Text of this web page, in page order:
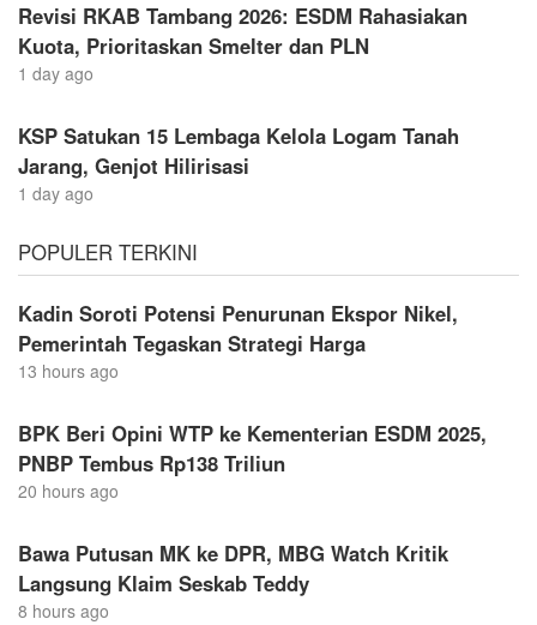
Revisi RKAB Tambang 2026: ESDM Rahasiakan
Kuota, Prioritaskan Smelter dan PLN
1 day ago
KSP Satukan 15 Lembaga Kelola Logam Tanah
Jarang, Genjot Hilirisasi
1 day ago
POPULER TERKINI
Kadin Soroti Potensi Penurunan Ekspor Nikel,
Pemerintah Tegaskan Strategi Harga
13 hours ago
BPK Beri Opini WTP ke Kementerian ESDM 2025,
PNBP Tembus Rp138 Triliun
20 hours ago
Bawa Putusan MK ke DPR, MBG Watch Kritik
Langsung Klaim Seskab Teddy
8 hours ago